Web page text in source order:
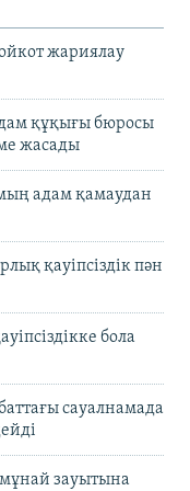
жариялау
құқығы бюросы
жасады
адам қамаудан
қауіпсіздік пән
бола
сауалнамада
мұнай зауытына